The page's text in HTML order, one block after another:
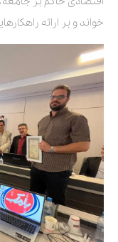
خواند و بر ارائه